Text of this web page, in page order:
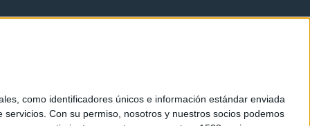
como identificadores únicos e información estándar enviada
servicios. Con su permiso, nosotros y nuestros socios podemos